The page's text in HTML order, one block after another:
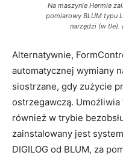
Na maszynie Hermle
pomiarowy BLUM typu
narzędzi (w tle).
Alternatywnie,
automatycznej wymiany
siostrzane, gdy zużycie
ostrzegawczą.
również w trybie
zainstalowany jest
DIGILOG od BLUM, za